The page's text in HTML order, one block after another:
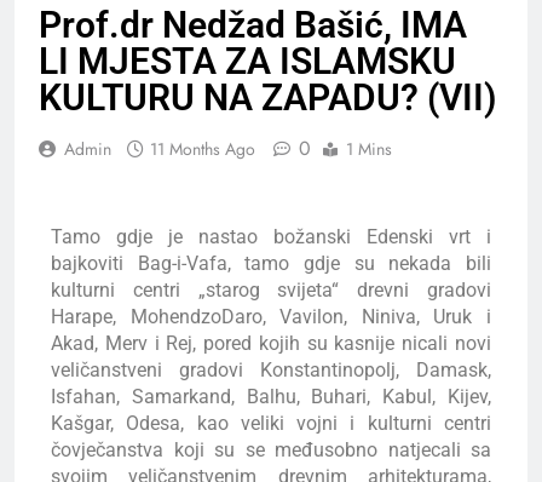
Prof.dr Nedžad Bašić, IMA
LI MJESTA ZA ISLAMSKU
KULTURU NA ZAPADU? (VII)
Admin 11 Months Ago 0 1 Mins
Tamo gdje je nastao božanski Edenski vrt i
bajkoviti Bag-i-Vafa, tamo gdje su nekada bili
kulturni centri „starog svijeta“ drevni gradovi
Harape, MohendzoDaro, Vavilon, Niniva, Uruk i
Akad, Merv i Rej, pored kojih su kasnije nicali novi
veličanstveni gradovi Konstantinopolj, Damask,
Isfahan, Samarkand, Balhu, Buhari, Kabul, Kijev,
Kašgar, Odesa, kao veliki vojni i kulturni centri
čovječanstva koji su se međusobno natjecali sa
svojim veličanstvenim drevnim arhitekturama,